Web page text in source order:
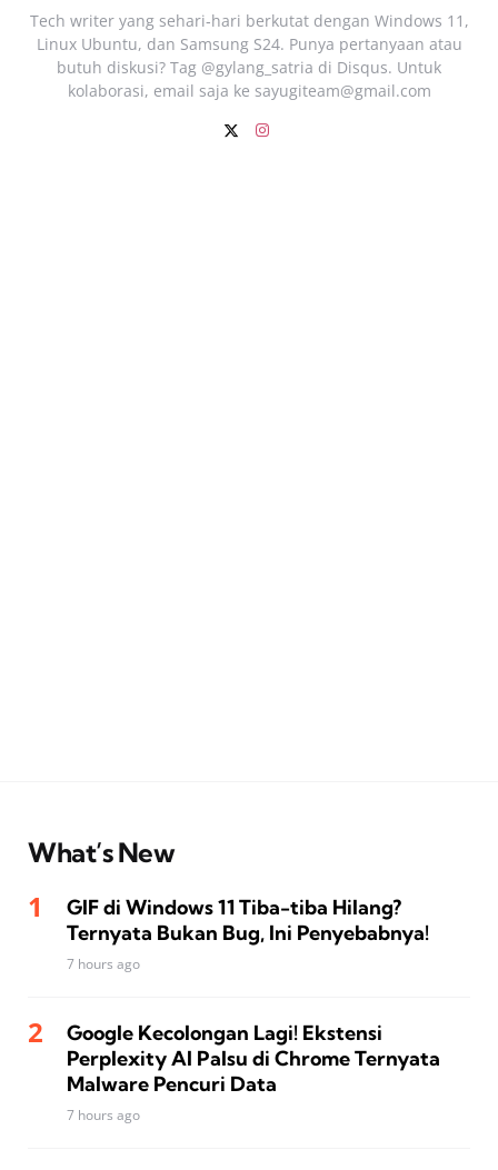
Tech writer yang sehari‑hari berkutat dengan Windows 11,
Linux Ubuntu, dan Samsung S24. Punya pertanyaan atau
butuh diskusi? Tag @gylang_satria di Disqus. Untuk
kolaborasi, email saja ke sayugiteam@gmail.com
What’s New
GIF di Windows 11 Tiba-tiba Hilang?
Ternyata Bukan Bug, Ini Penyebabnya!
7 hours ago
Google Kecolongan Lagi! Ekstensi
Perplexity AI Palsu di Chrome Ternyata
Malware Pencuri Data
7 hours ago